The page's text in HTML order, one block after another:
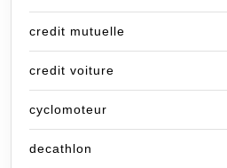
credit mutuelle
credit voiture
cyclomoteur
decathlon